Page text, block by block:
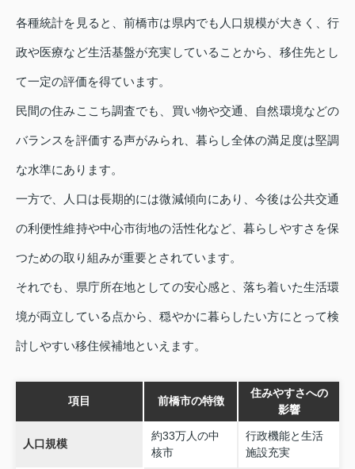
各種統計を見ると、前橋市は県内でも人口規模が大きく、行
政や医療など生活基盤が充実していることから、移住先とし
て一定の評価を得ています。
民間の住みここち調査でも、買い物や交通、自然環境などの
バランスを評価する声がみられ、暮らし全体の満足度は堅調
な水準にあります。
一方で、人口は長期的には微減傾向にあり、今後は公共交通
の利便性維持や中心市街地の活性化など、暮らしやすさを保
つための取り組みが重要とされています。
それでも、県庁所在地としての安心感と、落ち着いた生活環
境が両立している点から、穏やかに暮らしたい方にとって検
討しやすい移住候補地といえます。
項目 前橋市の特徴
住みやすさへの
影響
人口規模
約33万人の中
核市
行政機能と生活
施設充実